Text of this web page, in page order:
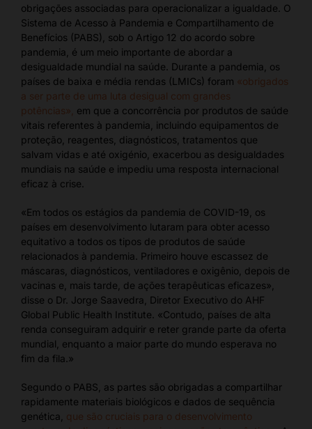
obrigações associadas para operacionalizar a igualdade. O
Sistema de Acesso à Pandemia e Compartilhamento de
Benefícios (PABS), sob o Artigo 12 do acordo sobre
pandemia, é um meio importante de abordar a
desigualdade mundial na saúde. Durante a pandemia, os
países de baixa e média rendas (LMICs) foram «obrigados
a ser parte de uma luta desigual com grandes
potências», em que a concorrência por produtos de saúde
vitais referentes à pandemia, incluindo equipamentos de
proteção, reagentes, diagnósticos, tratamentos que
salvam vidas e até oxigénio, exacerbou as desigualdades
mundiais na saúde e impediu uma resposta internacional
eficaz à crise.
«Em todos os estágios da pandemia de COVID-19, os
países em desenvolvimento lutaram para obter acesso
equitativo a todos os tipos de produtos de saúde
relacionados à pandemia. Primeiro houve escassez de
máscaras, diagnósticos, ventiladores e oxigênio, depois de
vacinas e, mais tarde, de ações terapêuticas eficazes»,
disse o Dr. Jorge Saavedra, Diretor Executivo do AHF
Global Public Health Institute. «Contudo, países de alta
renda conseguiram adquirir e reter grande parte da oferta
mundial, enquanto a maior parte do mundo esperava no
fim da fila.»
Segundo o PABS, as partes são obrigadas a compartilhar
rapidamente materiais biológicos e dados de sequência
genética, que são cruciais para o desenvolvimento